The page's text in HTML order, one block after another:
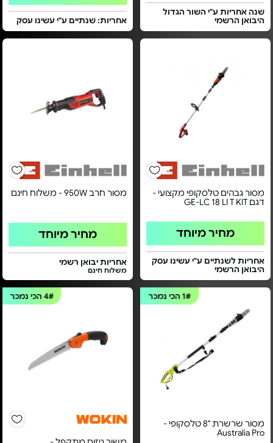
שנה אחריות ע"י השור הגדול
היבואן הרשמי
אחריות: שנתיים ע"י עשינו עסק
מסור גבהים טלסקופי מקצועי -
דגם GE-LC 18 LI T KIT
מחיר מיוחד
אחריות לשנתיים ע"י עשינו עסק
היבואן הרשמי
מסור חרב 950W - משלוח חינם
מחיר מיוחד
אחריות יבואן רשמי
משלוח חינם
1#הכי נמכר
מסור שרשרת "8 טלסקופי -
Australia Pro
4#הכי נמכר